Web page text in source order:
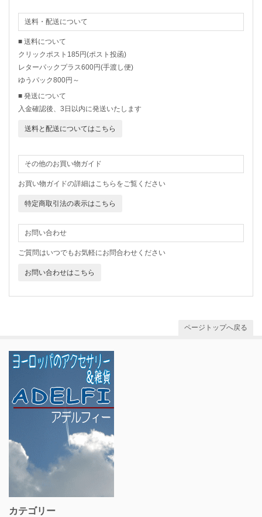
送料・配送について
■ 送料について
クリックポスト185円(ポスト投函)
レターパックプラス600円(手渡し便)
ゆうパック800円～
■ 発送について
入金確認後、3日以内に発送いたします
送料と配送についてはこちら
その他のお買い物ガイド
お買い物ガイドの詳細はこちらをご覧ください
特定商取引法の表示はこちら
お問い合わせ
ご質問はいつでもお気軽にお問合わせください
お問い合わせはこちら
ページトップへ戻る
カテゴリー